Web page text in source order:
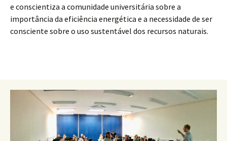
e conscientiza a comunidade universitária sobre a
importância da eficiência energética e a necessidade de ser
consciente sobre o uso sustentável dos recursos naturais.